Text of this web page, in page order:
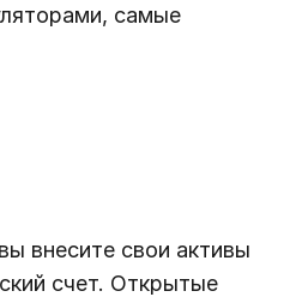
самые
внесите свои активы
счет. Открытые